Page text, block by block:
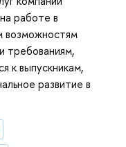
работе в
возможностям
требованиям,
к выпускникам,
развитие в